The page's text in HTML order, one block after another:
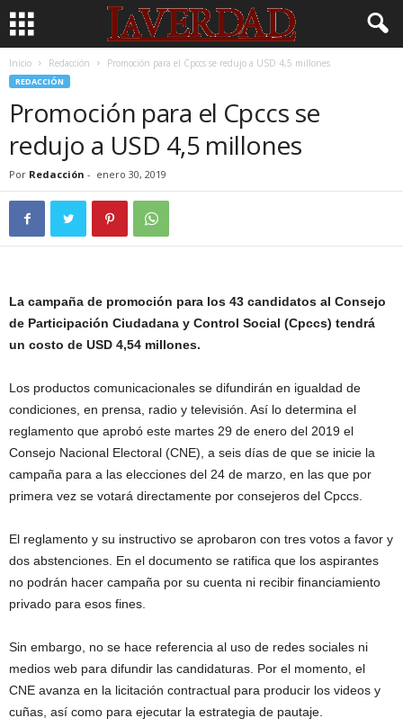
Inicio Redacción Promoción para el Cpccs se redujo a USD 4,5 millones
REDACCIÓN
Promoción para el Cpccs se
redujo a USD 4,5 millones
Por Redacción - enero 30, 2019
La campaña de promoción para los 43 candidatos al Consejo
de Participación Ciudadana y Control Social (Cpccs) tendrá
un costo de USD 4,54 millones.
Los productos comunicacionales se difundirán en igualdad de
condiciones, en prensa, radio y televisión. Así lo determina el
reglamento que aprobó este martes 29 de enero del 2019 el
Consejo Nacional Electoral (CNE), a seis días de que se inicie la
campaña para a las elecciones del 24 de marzo, en las que por
primera vez se votará directamente por consejeros del Cpccs.
El reglamento y su instructivo se aprobaron con tres votos a favor y
dos abstenciones. En el documento se ratifica que los aspirantes
no podrán hacer campaña por su cuenta ni recibir financiamiento
privado para esos fines.
Sin embargo, no se hace referencia al uso de redes sociales ni
medios web para difundir las candidaturas. Por el momento, el
CNE avanza en la licitación contractual para producir los videos y
cuñas, así como para ejecutar la estrategia de pautaje.